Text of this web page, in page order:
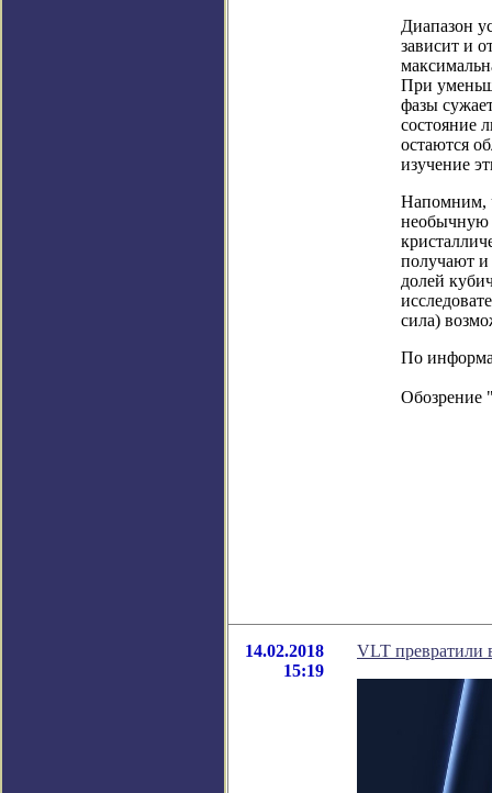
Диапазон
зависит и
При
фазы
состояние
остаются
изучение
Напомним,
необычную
получают и
долей
сила)
По
Обозрение
14.02.2018
15:19
VLT превратили